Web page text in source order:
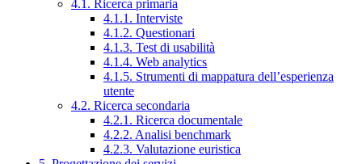
4.1. Ricerca primaria
4.1.1. Interviste
4.1.2. Questionari
4.1.3. Test di usabilità
4.1.4. Web analytics
4.1.5. Strumenti di mappatura dell’esperienza
utente
4.2. Ricerca secondaria
4.2.1. Ricerca documentale
4.2.2. Analisi benchmark
4.2.3. Valutazione euristica